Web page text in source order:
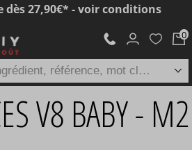
V8 BABY - M2
27,90€* - voir conditions
marque, saveur, ingrédient, référence, mot clé...